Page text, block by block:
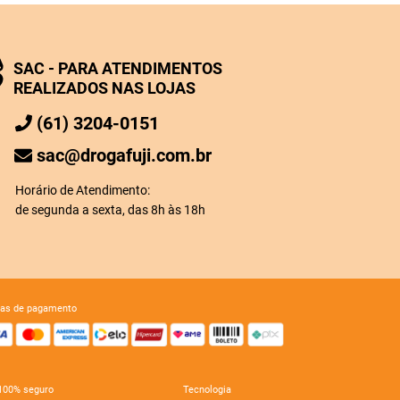
SAC - PARA ATENDIMENTOS
REALIZADOS NAS LOJAS
(61) 3204-0151
sac@drogafuji.com.br
Horário de Atendimento:
de segunda a sexta, das 8h às 18h
de pagamento
seguro tecnologia